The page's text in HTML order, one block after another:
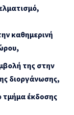
καθημερινή
της στην
διοργάνωσης,
τμήμα έκδοσης